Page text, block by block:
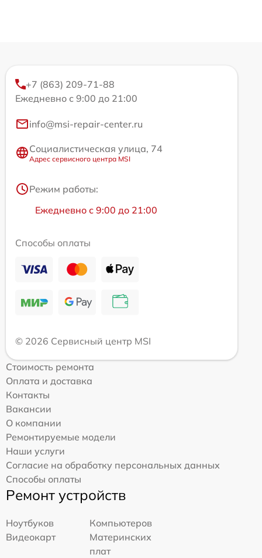
+7 (863) 209-71-88
Ежедневно с 9:00 до 21:00
info@msi-repair-center.ru
Социалистическая улица, 74
Адрес сервисного центра MSI
Режим работы:
Ежедневно с 9:00 до 21:00
Способы оплаты
© 2026 Сервисный центр MSI
Стоимость ремонта
Оплата и доставка
Контакты
Вакансии
О компании
Ремонтируемые модели
Наши услуги
Согласие на обработку персональных данных
Способы оплаты
Ремонт устройств
Ноутбуков
Компьютеров
Видеокарт
Материнских
плат